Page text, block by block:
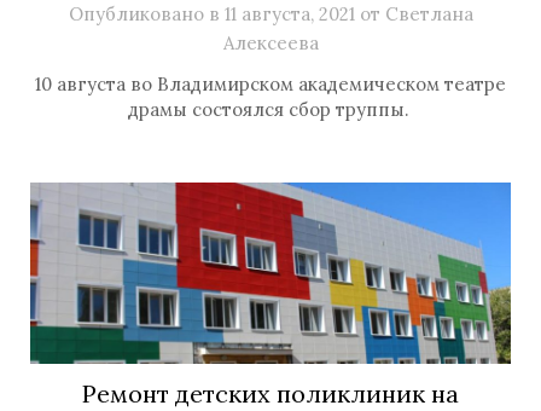
Опубликовано в 11 августа, 2021 от Светлана
Алексеева
10 августа во Владимирском академическом театре
драмы состоялся сбор труппы.
Ремонт детских поликлиник на